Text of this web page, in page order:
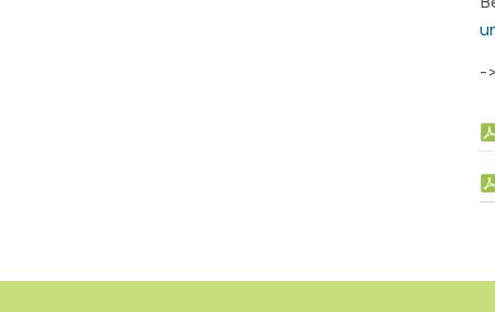
-